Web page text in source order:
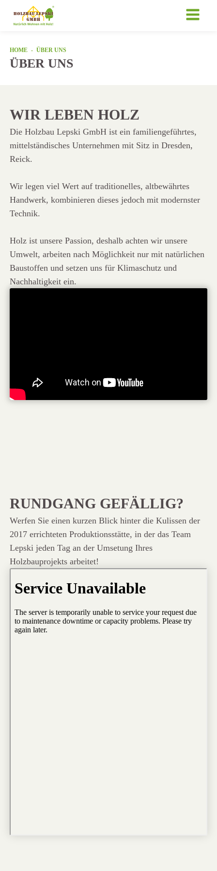
HOME - ÜBER UNS
ÜBER UNS
WIR LEBEN HOLZ
Die Holzbau Lepski GmbH ist ein familiengeführtes,
mittelständisches Unternehmen mit Sitz in Dresden,
Reick.
Wir legen viel Wert auf traditionelles, altbewährtes
Handwerk, kombinieren dieses jedoch mit modernster
Technik.
Holz ist unsere Passion, deshalb achten wir unsere
Umwelt, arbeiten nach Möglichkeit nur mit natürlichen
Baustoffen und setzen uns für Klimaschutz und
Nachhaltigkeit ein.
RUNDGANG GEFÄLLIG?
Werfen Sie einen kurzen Blick hinter die Kulissen der
2017 errichteten Produktionsstätte, in der das Team
Lepski jeden Tag an der Umsetung Ihres
Holzbauprojekts arbeitet!